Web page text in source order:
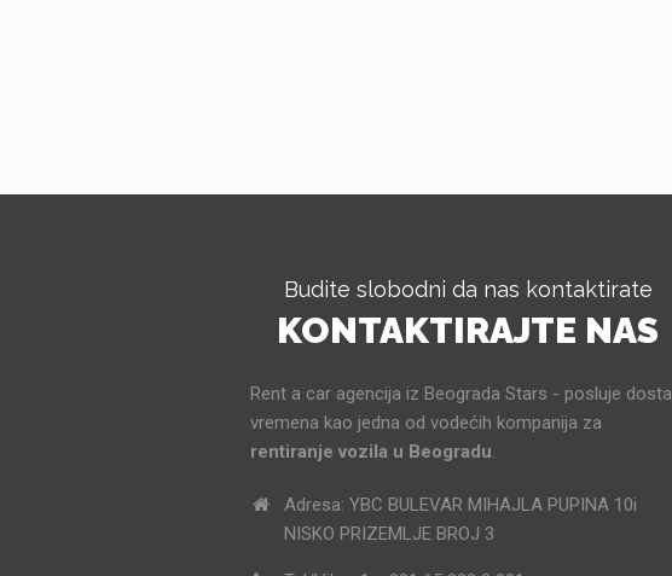
Budite slobodni da nas kontaktirate
KONTAKTIRAJTE NAS
Rent a car agencija iz Beograda Stars - posluje dosta
vremena kao jedna od vodećih kompanija za
rentiranje vozila u Beogradu.
Adresa: YBC BULEVAR MIHAJLA PUPINA 10i
NISKO PRIZEMLJE BROJ 3